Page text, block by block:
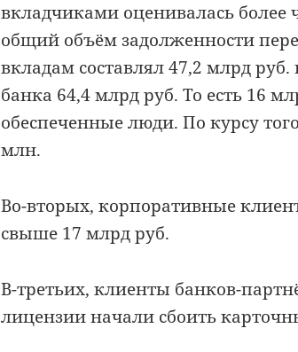
вкладчиками оценивалась более
общий объём задолженности
вкладам составлял 47,2 млрд
банка 64,4 млрд руб. То есть 16
обеспеченные люди. По курсу
млн.
Во-вторых, корпоративные
свыше 17 млрд руб.
В-третьих, клиенты банков-
лицензии начали сбоить